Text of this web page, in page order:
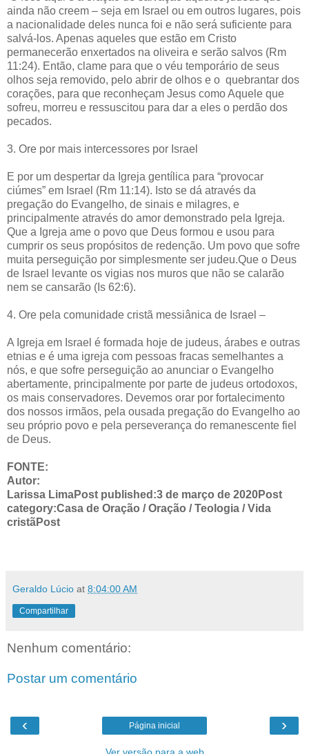
ainda não creem – seja em Israel ou em outros lugares, pois
a nacionalidade deles nunca foi e não será suficiente para
salvá-los. Apenas aqueles que estão em Cristo
permanecerão enxertados na oliveira e serão salvos (Rm
11:24). Então, clame para que o véu temporário de seus
olhos seja removido, pelo abrir de olhos e o quebrantar dos
corações, para que reconheçam Jesus como Aquele que
sofreu, morreu e ressuscitou para dar a eles o perdão dos
pecados.
3. Ore por mais intercessores por Israel
E por um despertar da Igreja gentílica para “provocar
ciúmes” em Israel (Rm 11:14). Isto se dá através da
pregação do Evangelho, de sinais e milagres, e
principalmente através do amor demonstrado pela Igreja.
Que a Igreja ame o povo que Deus formou e usou para
cumprir os seus propósitos de redenção. Um povo que sofre
muita perseguição por simplesmente ser judeu.Que o Deus
de Israel levante os vigias nos muros que não se calarão
nem se cansarão (Is 62:6).
4. Ore pela comunidade cristã messiânica de Israel –
A Igreja em Israel é formada hoje de judeus, árabes e outras
etnias e é uma igreja com pessoas fracas semelhantes a
nós, e que sofre perseguição ao anunciar o Evangelho
abertamente, principalmente por parte de judeus ortodoxos,
os mais conservadores. Devemos orar por fortalecimento
dos nossos irmãos, pela ousada pregação do Evangelho ao
seu próprio povo e pela perseverança do remanescente fiel
de Deus.
FONTE:
Autor:
Larissa LimaPost published:3 de março de 2020Post
category:Casa de Oração / Oração / Teologia / Vida
cristãPost
Geraldo Lúcio at 8:04:00 AM
Compartilhar
Nenhum comentário:
Postar um comentário
‹ ›
Página inicial